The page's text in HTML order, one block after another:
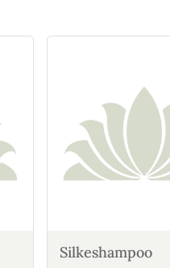
Silkeshampoo